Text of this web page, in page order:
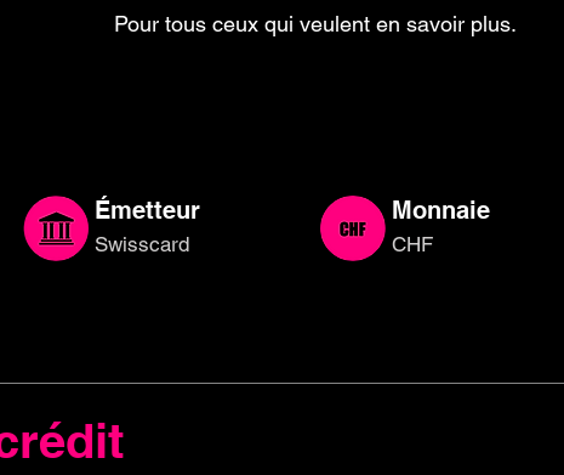
Pour tous ceux qui veulent en savoir plus.
Émetteur
Swisscard
Monnaie
CHF